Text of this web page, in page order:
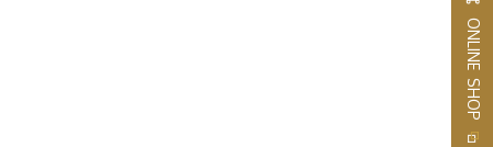
ONLINE
SHOP